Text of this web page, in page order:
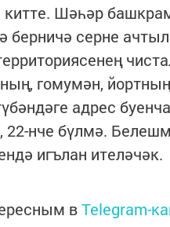
китте. Шәһәр
берничә серне
гомумән,
адрес
нче бүлмә.
игълан ителәчәк.
вTelegram-